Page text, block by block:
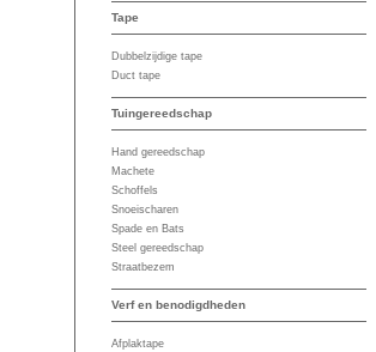
Tape
Dubbelzijdige tape
Duct tape
Tuingereedschap
Hand gereedschap
Machete
Schoffels
Snoeischaren
Spade en Bats
Steel gereedschap
Straatbezem
Verf en benodigdheden
Afplaktape